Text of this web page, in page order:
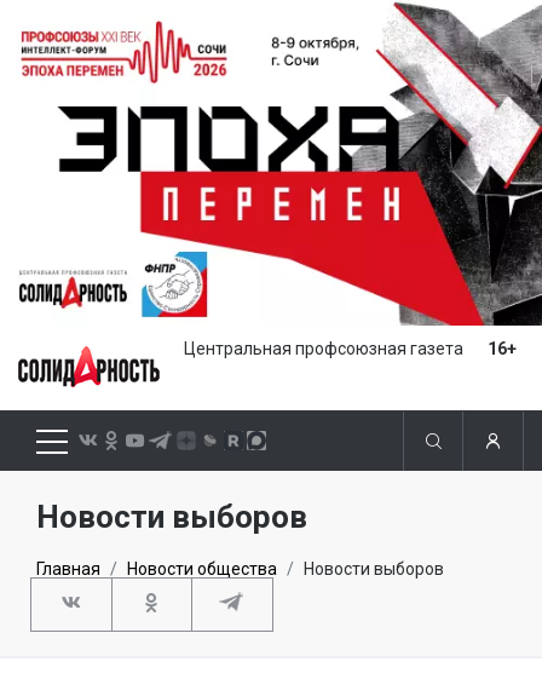
Центральная профсоюзная газета 16+
Новости выборов
Главная Новости общества Новости выборов